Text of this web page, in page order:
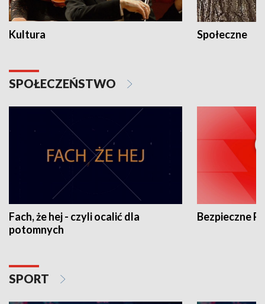
Kultura Społeczne
SPOŁECZEŃSTWO
Fach, że hej - czyli ocalić dla
potomnych
Bezpieczne
SPORT